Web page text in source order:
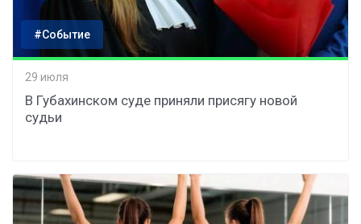
#Событие
29 июля
В Губахинском суде приняли присягу новой
судьи